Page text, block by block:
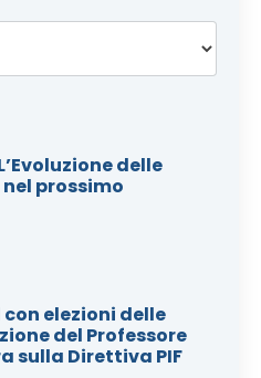
delle
prossimo
elezioni delle
del Professore
sulla Direttiva PIF